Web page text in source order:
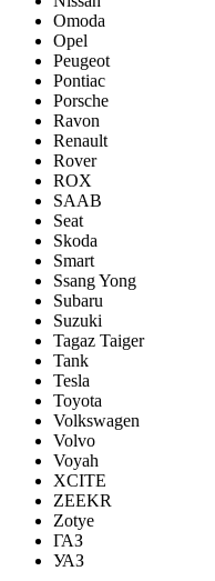
Omoda
Opel
Peugeot
Pontiac
Porsсhe
Ravon
Renault
Rover
ROX
SAAB
Seat
Skoda
Smart
Ssang Yong
Subaru
Suzuki
Tagaz Taiger
Tank
Tesla
Toyota
Volkswagen
Volvo
Voyah
XCITE
ZEEKR
Zotye
ГАЗ
УАЗ